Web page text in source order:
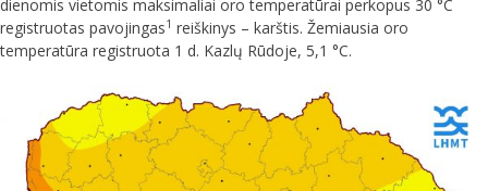
dienomis vietomis maksimaliai oro temperatūrai perkopus 30 °C
registruotas pavojingas1 reiškinys – karštis. Žemiausia oro
temperatūra registruota 1 d. Kazlų Rūdoje, 5,1 °C.